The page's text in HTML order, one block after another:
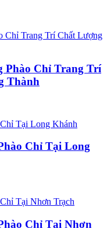
Phào Chỉ Trang Trí
Thành
Chỉ Tại Long
Chỉ Tại Nhơn